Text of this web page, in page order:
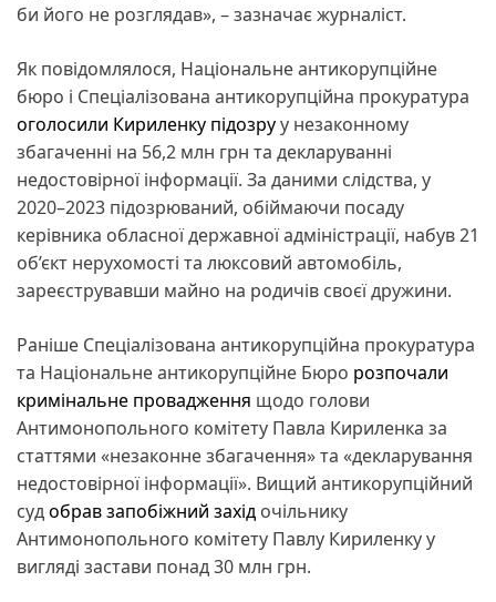
би його не розглядав», – зазначає журналіст.
Як повідомлялося, Національне антикорупційне
бюро і Спеціалізована антикорупційна прокуратура
оголосили Кириленку підозруу незаконному
збагаченні на 56,2 млн грн та декларуванні
недостовірної інформації. За даними слідства, у
2020–2023 підозрюваний, обіймаючи посаду
керівника обласної державної адміністрації, набув 21
об’єкт нерухомості та люксовий автомобіль,
зареєструвавши майно на родичів своєї дружини.
Раніше Спеціалізована антикорупційна прокуратура
та Національне антикорупційне Бюро розпочали
кримінальне провадження щодо голови
Антимонопольного комітету Павла Кириленка за
статтями «незаконне збагачення» та «декларування
недостовірної інформації». Вищий антикорупційний
судобрав запобіжний захід очільнику
Антимонопольного комітету Павлу Кириленку у
вигляді застави понад 30 млн грн.